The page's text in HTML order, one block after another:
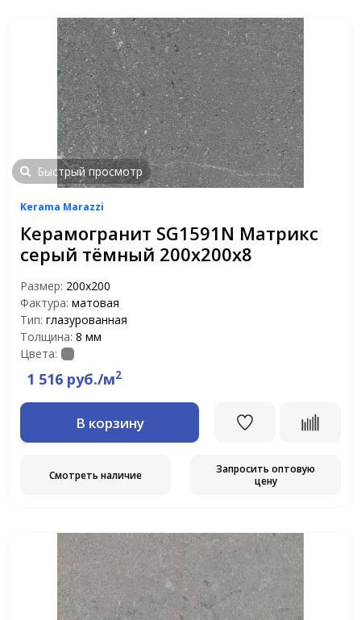
Быстрый просмотр
Kerama Marazzi
Керамогранит SG1591N Матрикс
серый тёмный 200х200х8
Размер: 200x200
Фактура: матовая
Тип: глазурованная
Толщина: 8 мм
Цвета:
1 516 руб./м2
В корзину
Смотреть наличие
Запросить оптовую
цену